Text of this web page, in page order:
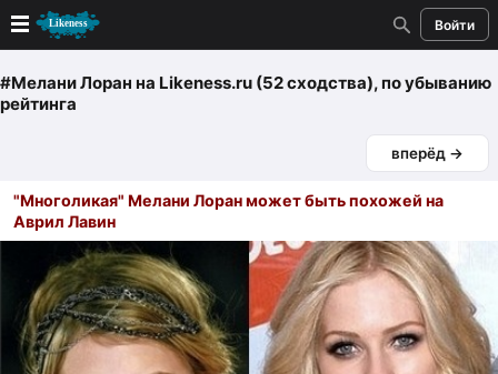
Войти
Новые
Голосование
Кандидаты
Случайное сходство 👍
#Мелани Лоран на Likeness.ru (52 сходства), по убыванию
рейтинга
вперёд →
"Многоликая" Мелани Лоран может быть похожей на
Аврил Лавин